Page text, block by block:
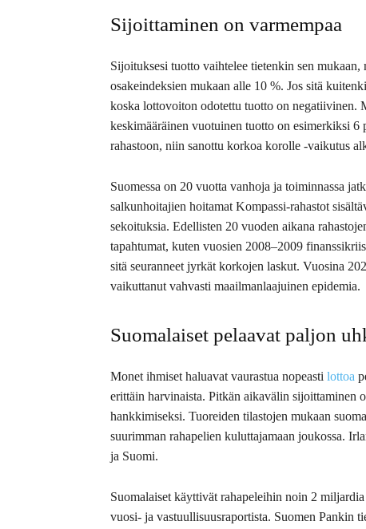
Sijoittaminen on varmempaa
Sijoituksesi tuotto vaihtelee tietenkin sen
osakeindeksien mukaan alle 10 %. Jos sitä
koska lottovoiton odotettu tuotto on negatiivinen.
keskimääräinen vuotuinen tuotto on esimerkiksi 6
rahastoon, niin sanottu korkoa korolle -vaikutus
Suomessa on 20 vuotta vanhoja ja toiminnassa
salkunhoitajien hoitamat Kompassi-rahastot
sekoituksia. Edellisten 20 vuoden aikana
tapahtumat, kuten vuosien 2008–2009
sitä seuranneet jyrkät korkojen laskut. Vuosina
vaikuttanut vahvasti maailmanlaajuinen epidemia.
Suomalaiset pelaavat paljon
Monet ihmiset haluavat vaurastua nopeasti lottoa
erittäin harvinaista. Pitkän aikavälin sijoittaminen
hankkimiseksi. Tuoreiden tilastojen mukaan
suurimman rahapelien kuluttajamaan joukossa.
ja Suomi.
Suomalaiset käyttivät rahapeleihin noin 2
vuosi- ja vastuullisuusraportista. Suomen Pankin